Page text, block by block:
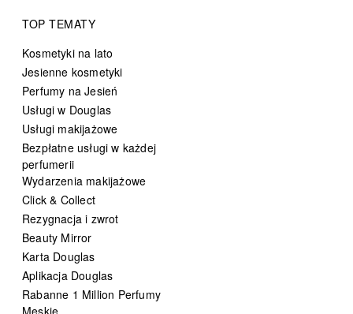
TOP TEMATY
Kosmetyki na lato
Jesienne kosmetyki
Perfumy na Jesień
Usługi w Douglas
Usługi makijażowe
Bezpłatne usługi w każdej
perfumerii
Wydarzenia makijażowe
Click & Collect
Rezygnacja i zwrot
Beauty Mirror
Karta Douglas
Aplikacja Douglas
Rabanne 1 Million Perfumy
Męskie